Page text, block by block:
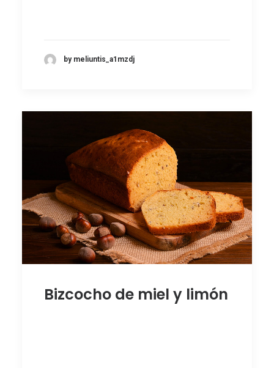
by meliuntis_a1mzdj
Bizcocho de miel y limón